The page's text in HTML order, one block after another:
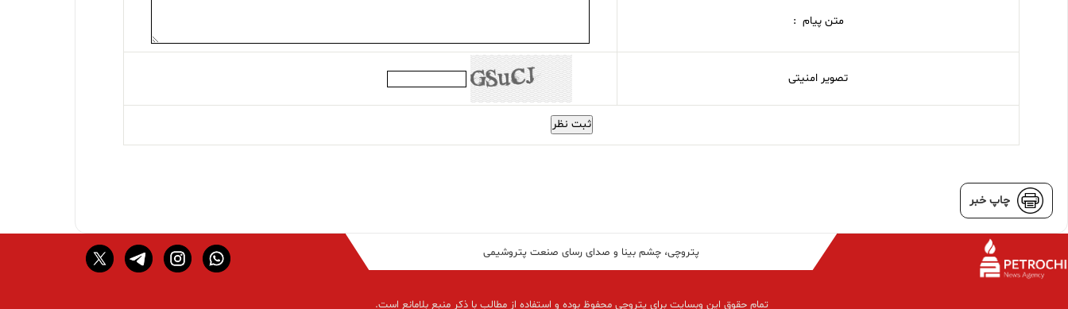
متن پیام :
تصویر امنیتی
ثبت نظر
چاپ خبر
پتروچی، چشم بینا و صدای رسای صنعت پتروشیمی
تمام حقوق این وبسایت برای پتروچی محفوظ بوده و استفاده از مطالب با ذکر منبع بلامانع است.